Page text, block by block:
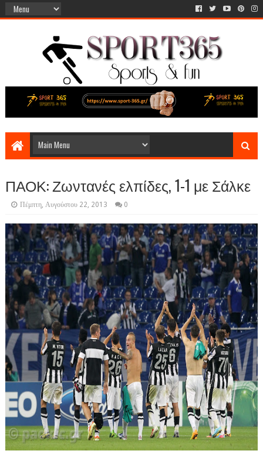
ΠΑΟΚ: Ζωντανές ελπίδες, 1-1 με Σάλκε
Πέμπτη, Αυγούστου 22, 2013 0